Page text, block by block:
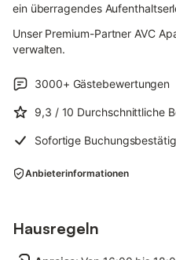
ein überragendes
Unser Premium-Partner AVC
verwalten.
3000+ Gästebewertungen
9,3 / 10 Durchschnittliche
Sofortige
Anbieterinformationen
Hausregeln